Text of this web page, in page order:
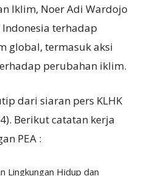
Iklim, Noer Adi Wardojo
terhadap
global, termasuk aksi
perubahan iklim.
dari siaran pers KLHK
Berikut catatan kerja
PEA :
Lingkungan Hidup dan